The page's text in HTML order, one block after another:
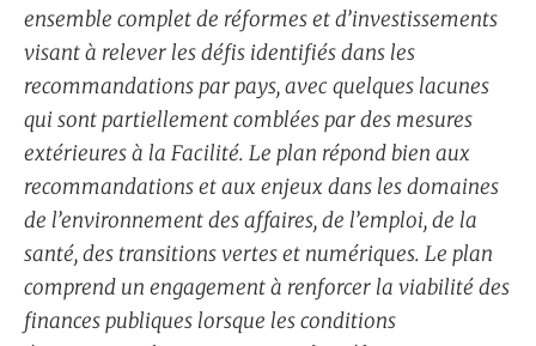
ensemble complet de réformes et d’investissements
visant à relever les défis identifiés dans les
recommandations par pays, avec quelques lacunes
qui sont partiellement comblées par des mesures
extérieures à la Facilité. Le plan répond bien aux
recommandations et aux enjeux dans les domaines
de l’environnement des affaires, de l’emploi, de la
santé, des transitions vertes et numériques. Le plan
comprend un engagement à renforcer la viabilité des
finances publiques lorsque les conditions